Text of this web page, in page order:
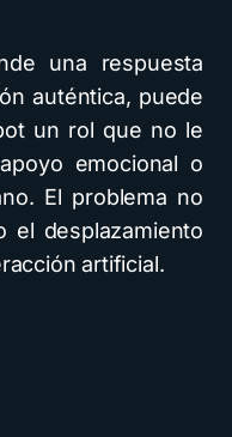
una respuesta
auténtica, puede
un rol que no le
emocional o
El problema no
el desplazamiento
artificial.